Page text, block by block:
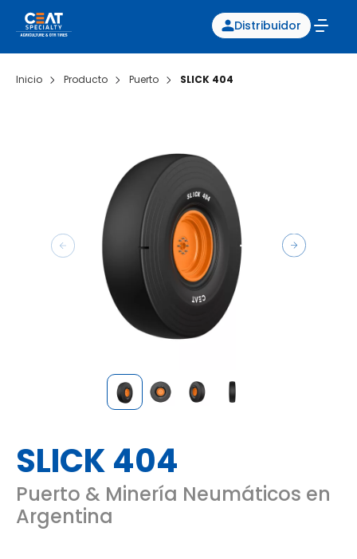
Distribuidor
Inicio Producto Puerto SLICK 404
SLICK 404
Puerto & Minería Neumáticos en
Argentina